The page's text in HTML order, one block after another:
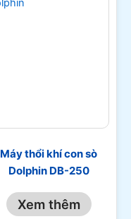
Máy thổi khí con sò
Dolphin DB-250
Xem thêm